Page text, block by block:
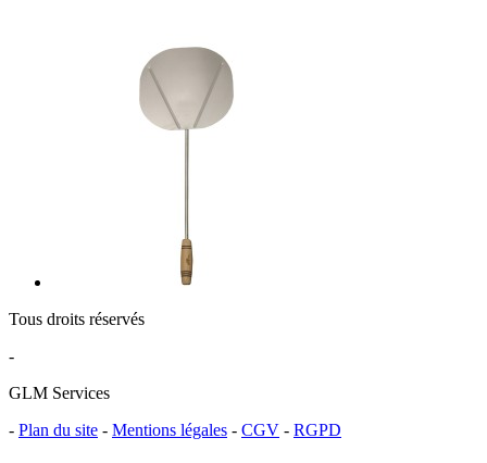
Tous droits réservés
-
GLM Services
- Plan du site - Mentions légales - CGV - RGPD